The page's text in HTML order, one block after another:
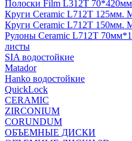
Полоски Film L312T 70*420мм
Круги Ceramic L712T 125мм.
Круги Ceramic L712T 150мм.
Рулоны Ceramic L712T
листы
SIA водостойкие
Matador
Hanko водостойкие
QuickLock
CERAMIC
ZIRCONIUM
СORUNDUM
ОБЪЕМНЫЕ ДИСКИ